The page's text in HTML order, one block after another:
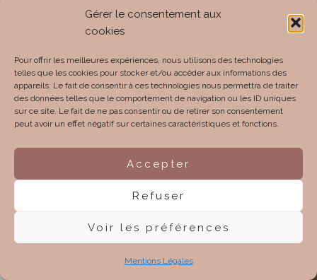
Gérer le consentement aux
cookies
Pour offrir les meilleures expériences, nous utilisons des technologies
telles que les cookies pour stocker et/ou accéder aux informations des
appareils. Le fait de consentir à ces technologies nous permettra de traiter
des données telles que le comportement de navigation ou les ID uniques
sur ce site. Le fait de ne pas consentir ou de retirer son consentement
peut avoir un effet négatif sur certaines caractéristiques et fonctions.
Accepter
Refuser
Voir les préférences
Mentions Légales